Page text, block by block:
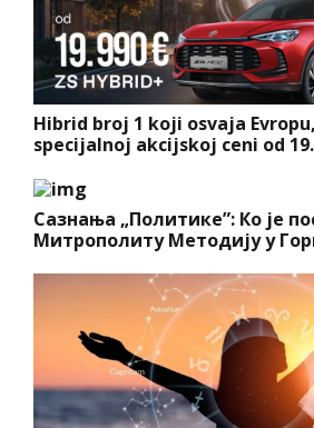
Hibrid broj 1 koji osvaja
specijalnoj akcijskoj ceni od
Сазнања „Политике”: Ко је
Митрополиту Методију у